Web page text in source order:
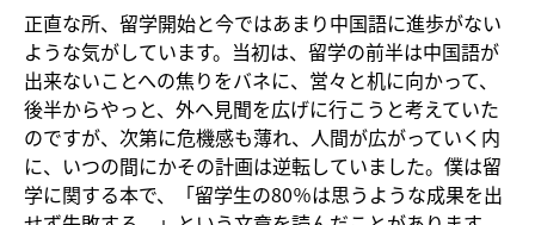
正直な所、留学開始と今ではあまり中国語に進歩がない
ような気がしています。当初は、留学の前半は中国語が
出来ないことへの焦りをバネに、営々と机に向かって、
後半からやっと、外へ見聞を広げに行こうと考えていた
のですが、次第に危機感も薄れ、人間が広がっていく内
に、いつの間にかその計画は逆転していました。僕は留
学に関する本で、「留学生の80％は思うような成果を出